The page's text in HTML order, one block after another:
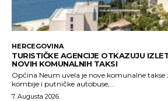
HERCEGOVINA
TURISTIČKE AGENCIJE OTKAZUJU
NOVIH KOMUNALNIH TAKSI
Općina Neum uvela je nove komunalne takse
kombije i putničke autobuse,...
7. Augusta 2026.